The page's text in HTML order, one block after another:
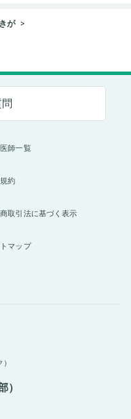
が
師一覧
約
取引法に基づく表示
マップ
）